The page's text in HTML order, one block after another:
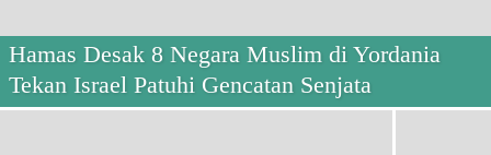
Hamas Desak 8 Negara Muslim di Yordania
Tekan Israel Patuhi Gencatan Senjata